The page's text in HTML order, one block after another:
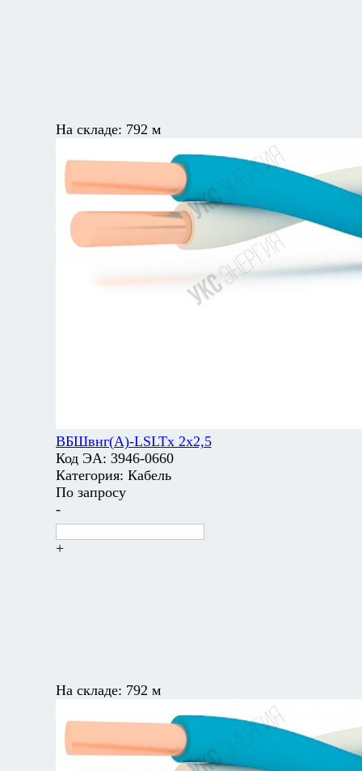
На складе: 792 м
ВБШвнг(А)-LSLTx 2х2,5
Код ЭА: 3946-0660
Категория: Кабель
По запросу
-
+
На складе: 792 м